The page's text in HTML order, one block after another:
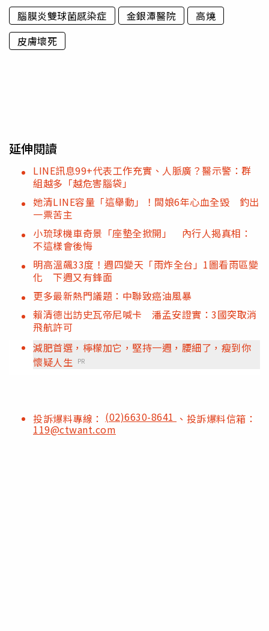
腦膜炎雙球菌感染症 金銀潭醫院
高燒
皮膚壞死
延伸閱讀
LINE訊息99+代表工作充實、人脈廣？醫示警：群
組越多「越危害腦袋」
她清LINE容量「這舉動」！闆娘6年心血全毀 釣出
一票苦主
小琉球機車奇景「座墊全掀開」 內行人揭真相：
不這樣會後悔
明高溫飆33度！週四變天「雨炸全台」1圖看雨區變
化 下週又有鋒面
更多最新熱門議題：中聯致癌油風暴
賴清德出訪史瓦帝尼喊卡 潘孟安證實：3國突取消
飛航許可
減肥首選，檸檬加它，堅持一週，腰細了，瘦到你
懷疑人生 PR
投訴爆料專線： (02)6630-8641 、投訴爆料信箱：
119@ctwant.com